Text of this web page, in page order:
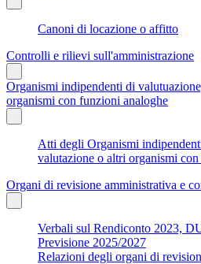
Canoni di locazione o affitto
Controlli e rilievi sull'amministrazione
Organismi indipendenti di
organismi con funzioni analoghe
Atti degli Organismi
valutazione o altri organismi
Organi di revisione amministrativa e
Verbali sul Rendiconto 2023,
Previsione 2025/2027
Relazioni degli organi di